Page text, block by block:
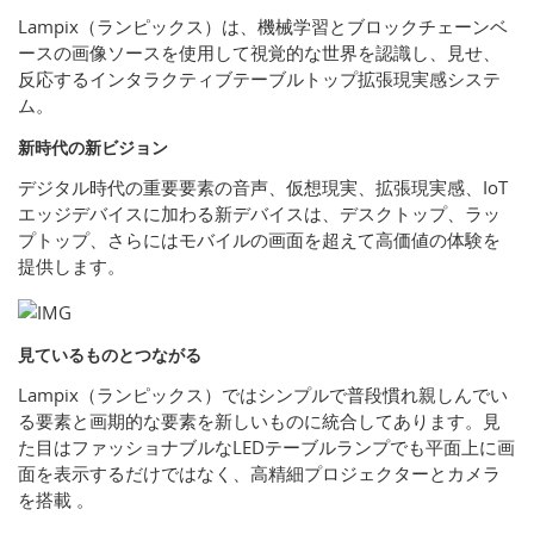
Lampix（ランピックス）は、機械学習とブロックチェーンベ
ースの画像ソースを使用して視覚的な世界を認識し、見せ、
反応するインタラクティブテーブルトップ拡張現実感システ
ム。
新時代の新ビジョン
デジタル時代の重要要素の音声、仮想現実、拡張現実感、IoT
エッジデバイスに加わる新デバイスは、デスクトップ、ラッ
プトップ、さらにはモバイルの画面を超えて高価値の体験を
提供します。
見ているものとつながる
Lampix（ランピックス）ではシンプルで普段慣れ親しんでい
る要素と画期的な要素を新しいものに統合してあります。見
た目はファッショナブルなLEDテーブルランプでも平面上に画
面を表示するだけではなく、高精細プロジェクターとカメラ
を搭載 。